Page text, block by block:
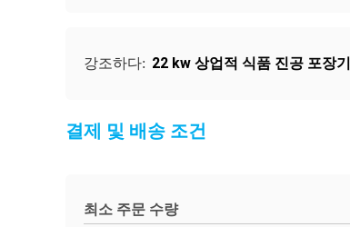
강조하다: 22 kw 상업적 식품 진공 포장기
결제 및 배송 조건
최소 주문 수량